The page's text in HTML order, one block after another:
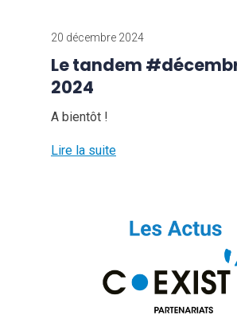
20 décembre 2024
Le tandem
2024
A bientôt !
Lire la suite